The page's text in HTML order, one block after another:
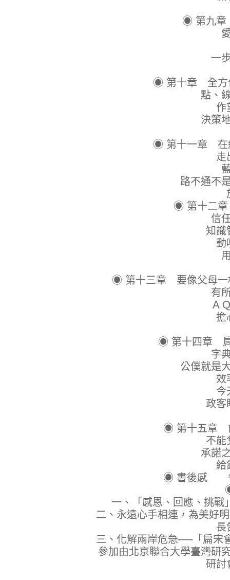
◉ 第九章
愛上一
一步一腳
◉ 第十章 全方
點、線、面
作望遠
決策地圖上
◉ 第十一章 在
走出廝殺
藍海是
路不通不是沒路
放棄成
◉ 第十二
信任專業
知識管理：
動嘴前，
用行動
◉ 第十三章 要像父母一
有所為有
ＡＱ決定
擔心與恐
◉ 第十四章 肩
字典中沒
公僕就是大家的
效率、魄
今天不做
政客盯選舉
◉ 第十五章
不能兌現的
承諾之前，
給釣竿不
◉ 書後感 省
一、「感恩、回應、挑
二、永遠心手相連，為美好
長
三、化解兩岸危急──「扁宋
參加由北京聯合大學臺灣研
研討